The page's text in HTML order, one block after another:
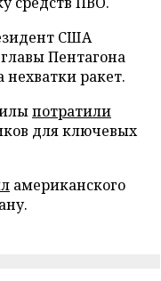
США
Пентагона
нехватки ракет.
потратили
для ключевых
американского